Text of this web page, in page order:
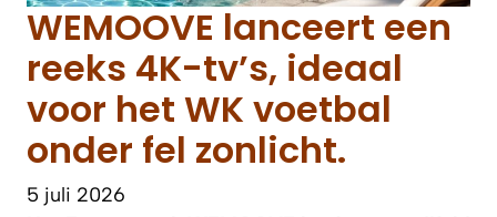
WEMOOVE lanceert een
reeks 4K-tv’s, ideaal
voor het WK voetbal
onder fel zonlicht.
5 juli 2026